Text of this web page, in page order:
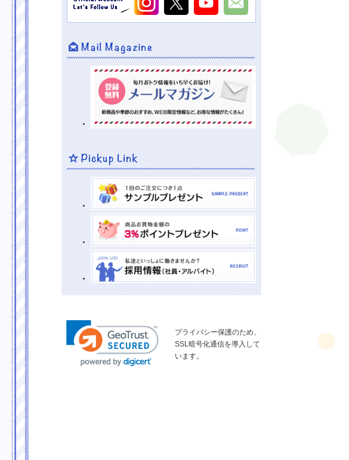
プライバシー保護のため、
SSL暗号化通信を導入して
います。